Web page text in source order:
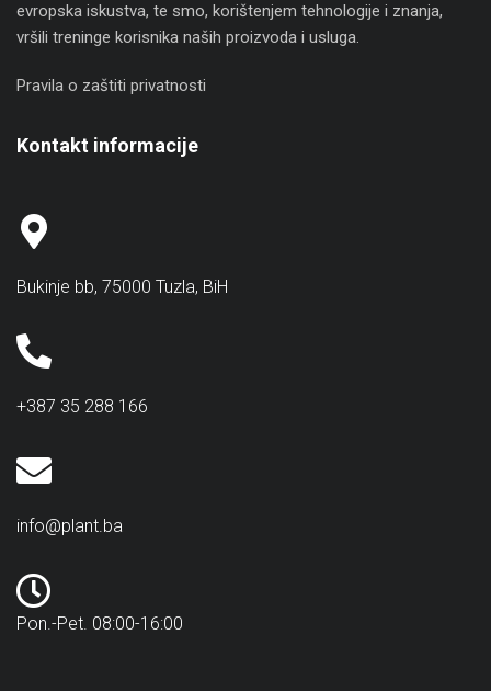
evropska iskustva, te smo, korištenjem tehnologije i znanja,
vršili treninge korisnika naših proizvoda i usluga.
Pravila o zaštiti privatnosti
Kontakt informacije
Bukinje bb, 75000 Tuzla, BiH
+387 35 288 166
info@plant.ba
Pon.-Pet. 08:00-16:00